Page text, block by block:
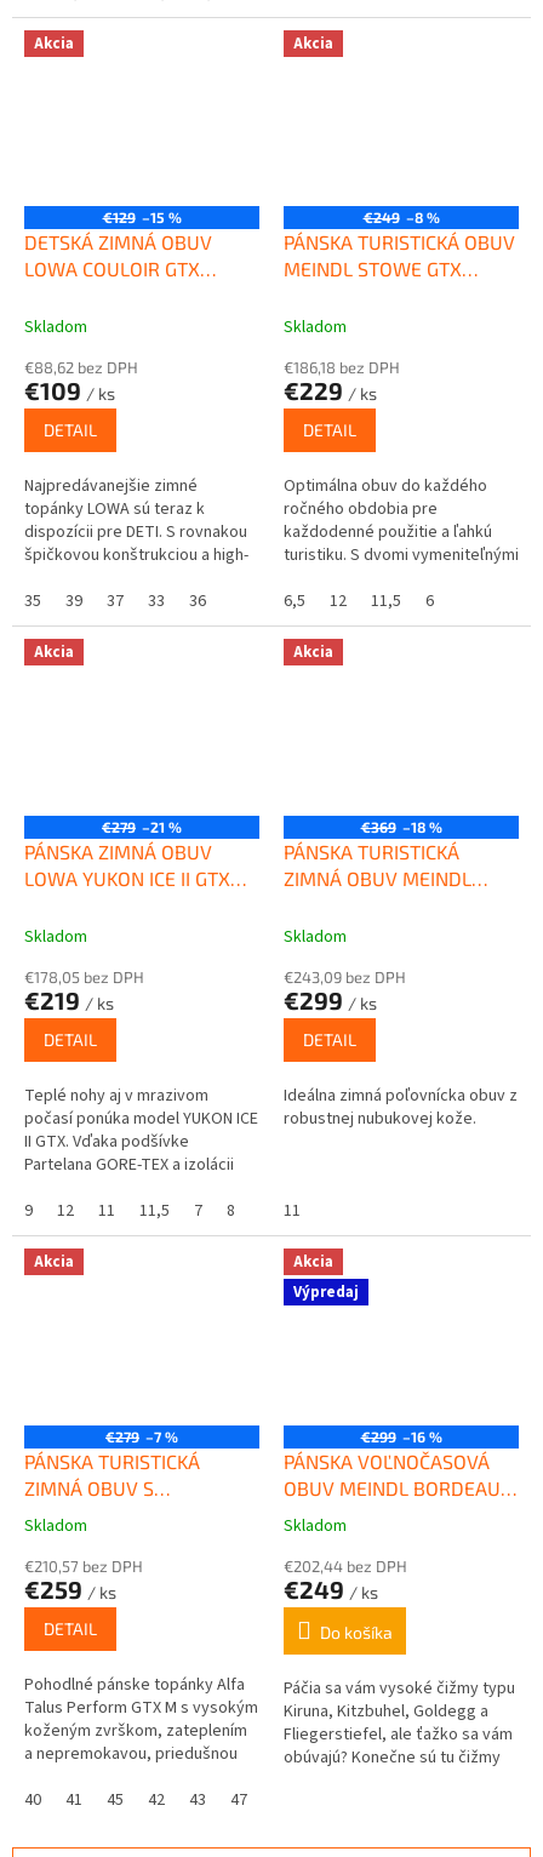
prvkom pre...
Akcia
€129 –15 %
DETSKÁ ZIMNÁ OBUV
LOWA COULOIR GTX
Skladom
€88,62 bez DPH
€109 / ks
DETAIL
Najpredávanejšie zimné
topánky LOWA sú teraz k
dispozícii pre DETI. S rovnakou
špičkovou konštrukciou a high-
absolútne vodotesné, s...
35 39 37 33 36
Akcia
€249 –8 %
PÁNSKA TURISTICKÁ OBUV
MEINDL STOWE GTX
Skladom
€186,18 bez DPH
€229 / ks
DETAIL
Optimálna obuv do každého
ročného obdobia pre
každodenné použitie a ľahkú
turistiku. S dvomi vymeniteľnými
možné kedykoľvek nahradiť
vložkou pokrytou...
6,5 12 11,5 6
Akcia
€279 –21 %
PÁNSKA ZIMNÁ OBUV
LOWA YUKON ICE II GTX
Skladom
€178,05 bez DPH
€219 / ks
DETAIL
Teplé nohy aj v mrazivom
počasí ponúka model YUKON ICE
II GTX. Vďaka podšívke
Partelana GORE-TEX a izolácii
zimná topánka z hladkej kože
teplo...
9 12 11 11,5 7 8
Akcia
€369 –18 %
PÁNSKA TURISTICKÁ
ZIMNÁ OBUV MEINDL
Skladom
€243,09 bez DPH
€299 / ks
DETAIL
Ideálna zimná poľovnícka obuv z
robustnej nubukovej kože.
11
Akcia
€279 –7 %
PÁNSKA TURISTICKÁ
ZIMNÁ OBUV S
MEMBRÁNOU GORE-TEX®
ČIERNA
Priemerné
produktu
je
hviezdičiek.
Skladom
€210,57 bez DPH
€259 / ks
DETAIL
Pohodlné pánske topánky Alfa
Talus Perform GTX M s vysokým
koženým zvrškom, zateplením
a nepremokavou, priedušnou
vybavené...
40 41 45 42 43 47
Akcia
Výpredaj
€299 –16 %
PÁNSKA VOĽNOČASOVÁ
OBUV MEINDL BORDEAUX
GTX VEĽKOSŤ 8 VÝPREDAJ
Priemerné
produktu
je
5,0
hviezdičiek.
Skladom
€202,44 bez DPH
€249 / ks
Do košíka
Páčia sa vám vysoké čižmy typu
Kiruna, Kitzbuhel, Goldegg a
Fliegerstiefel, ale ťažko sa vám
obúvajú? Konečne sú tu čižmy